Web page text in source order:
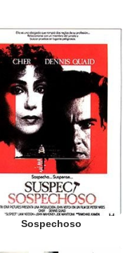
Sospechoso